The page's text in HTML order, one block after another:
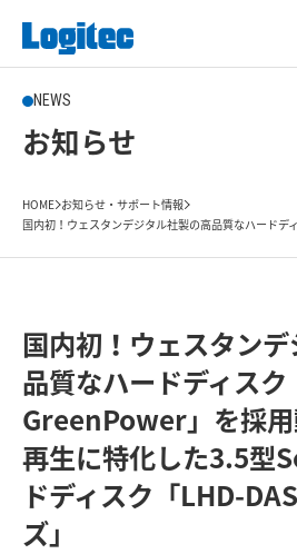
NEWS
お知らせ
HOME お知らせ・サポート情報
国内初！ウェスタンデジタル社製の高品質なハードデ
国内初！ウェスタン
品質なハードディスク
GreenPower」を採用
再生に特化した3.5型
ドディスク「LHD-
ズ」